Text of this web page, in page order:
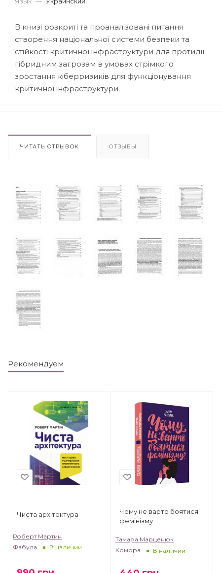
В книзі розкриті та проаналізовані питання
створення національної системи безпеки та
стійкості критичної інфраструктури для протидії
гібридним загрозам в умовах стрімкого
зростання кіберризиків для функціонування
критичної інфраструктури.
ЧИТАТЬ ОТРЫВОК ОТЗЫВЫ
Рекомендуем
Чиста архітектура
Роберт Мартин
Фабула
В наличии
Чому не варто боятися
фемінізму
Тамара Марценюк
Комора
В наличии